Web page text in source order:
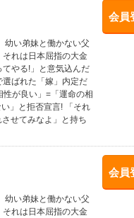
会員
幼い弟妹と働かない父
れは日本屈指の大金
やる!」と意気込んだ
ばれた「嫁」内定だ
が良い」=「運命の相
」と拒否宣言! 「それ
せてみなよ」と持ち
会員
幼い弟妹と働かない父
れは日本屈指の大金